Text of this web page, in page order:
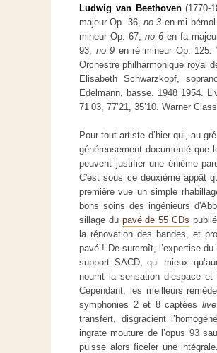
Ludwig van Beethoven(1770-
majeur Op. 36,no 3 en mi
mineur Op. 67, no 6en fa
93, no 9 en ré mineur Op. 125.
Orchestre philharmonique royal
Elisabeth Schwarzkopf,
Edelmann, basse. 1948 1954.
71’03, 77’21, 35’10. Warner
Pour tout artiste d’hier qui, au
généreusement documenté que
peuvent justifier une énième
C'est sous ce deuxième appât
première vue un simple
bons soins des ingénieurs
sillage du pavé de 55 CDs
la rénovation des bandes, et
pavé ! De surcroît, l’expertise
support SACD, qui mieux
nourrit la sensation d’espace
Cependant, les meilleurs
symphonies 2 et 8 captées live
transfert, disgracient
ingrate mouture de l’opus 93
puisse alors ficeler une